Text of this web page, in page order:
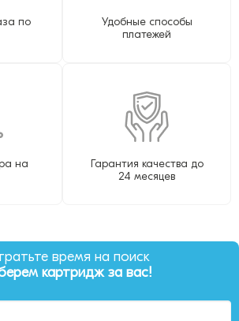
по
Удобные способы
платежей
на
Гарантия качества до
24 месяцев
время на поиск
картридж за вас!